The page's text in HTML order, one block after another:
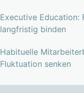
Executive Education:
langfristig binden
Habituelle
Fluktuation senken